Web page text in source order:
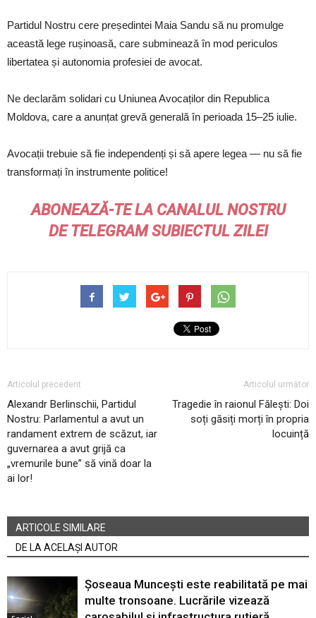
Partidul Nostru cere președintei Maia Sandu să nu promulge
această lege rușinoasă, care subminează în mod periculos
libertatea și autonomia profesiei de avocat.
Ne declarăm solidari cu Uniunea Avocaților din Republica
Moldova, care a anunțat grevă generală în perioada 15–25 iulie.
Avocații trebuie să fie independenți și să apere legea — nu să fie
transformați în instrumente politice!
ABONEAZĂ-TE LA CANALUL NOSTRU
DETELEGRAMSUBIECTUL ZILEI
Articolul precedent
Alexandr Berlinschii, Partidul
Nostru: Parlamentul a avut un
randament extrem de scăzut, iar
guvernarea a avut grijă ca
„vremurile bune” să vină doar la
ai lor!
Articolul următor
Tragedie în raionul Fălești: Doi
soți găsiți morți în propria
locuință
ARTICOLE SIMILARE
DE LA ACELAȘI AUTOR
Șoseaua Muncești este reabilitată pe mai
multe tronsoane. Lucrările vizează